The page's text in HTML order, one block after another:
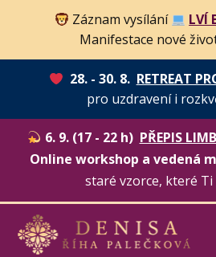
Záznam vysílání
LVÍ
Manifestace nové
28. - 30. 8. RETREAT
pro uzdravení i
6. 9. (17 - 22 h) PŘEPIS
Online workshop a vedená
staré vzorce, které Ti